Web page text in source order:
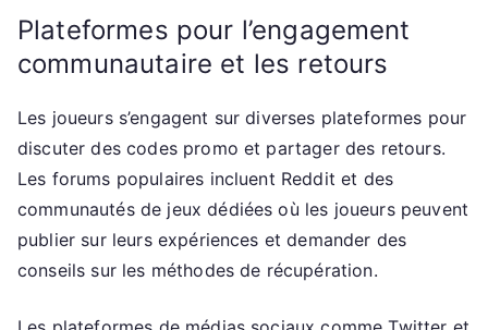
Plateformes pour l’engagement
communautaire et les retours
Les joueurs s’engagent sur diverses plateformes pour
discuter des codes promo et partager des retours.
Les forums populaires incluent Reddit et des
communautés de jeux dédiées où les joueurs peuvent
publier sur leurs expériences et demander des
conseils sur les méthodes de récupération.